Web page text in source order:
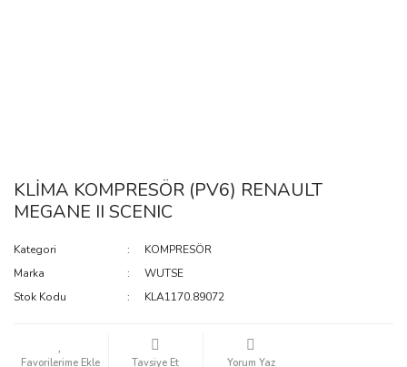
KLİMA KOMPRESÖR (PV6) RENAULT
MEGANE II SCENIC
Kategori
KOMPRESÖR
Marka
WUTSE
Stok Kodu
KLA1170.89072
Tavsiye Et Yorum Yaz